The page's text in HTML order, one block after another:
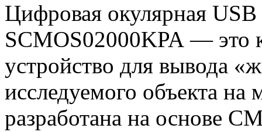
Цифровая окулярная USB
SCMOS02000KPA— это
устройство для вывода
исследуемого объекта
разработана на основе